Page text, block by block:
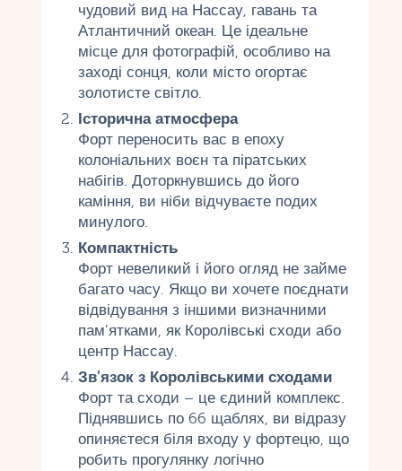
чудовий вид на Нассау, гавань та
Атлантичний океан. Це ідеальне
місце для фотографій, особливо на
заході сонця, коли місто огортає
золотисте світло.
Історична атмосфера
Форт переносить вас в епоху
колоніальних воєн та піратських
набігів. Доторкнувшись до його
каміння, ви ніби відчуваєте подих
минулого.
Компактність
Форт невеликий і його огляд не займе
багато часу. Якщо ви хочете поєднати
відвідування з іншими визначними
пам’ятками, як Королівські сходи або
центр Нассау.
Зв’язок з Королівськими сходами
Форт та сходи – це єдиний комплекс.
Піднявшись по 66 щаблях, ви відразу
опиняєтеся біля входу у фортецю, що
робить прогулянку логічно